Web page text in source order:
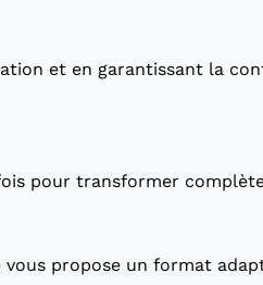
et en garantissant la
pour transformer
propose un format